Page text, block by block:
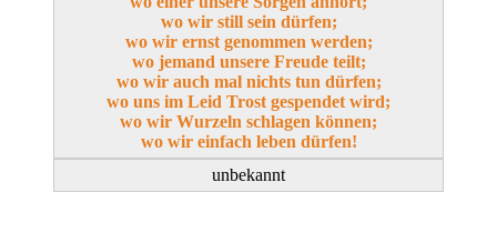
wo wir still sein dürfen;
wo wir ernst genommen werden;
wo jemand unsere Freude teilt;
wo wir auch mal nichts tun dürfen;
wo uns im Leid Trost gespendet wird;
wo wir Wurzeln schlagen können;
wo wir einfach leben dürfen!
unbekannt